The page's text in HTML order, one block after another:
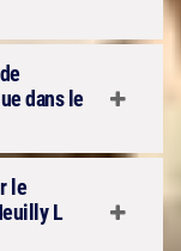
dans le
le
L